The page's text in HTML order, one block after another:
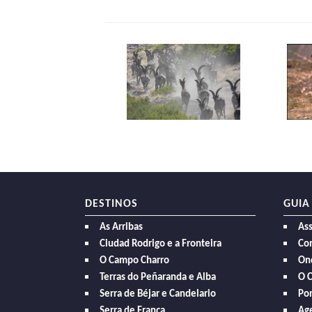
DESTINOS
As Arribas
Ciudad Rodrigo e a Fronteira
O Campo Charro
Terras do Peñaranda e Alba
Serra de Béjar e Candelario
GUIA
O